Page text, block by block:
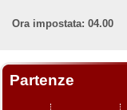
Ora impostata: 04.00
Partenze